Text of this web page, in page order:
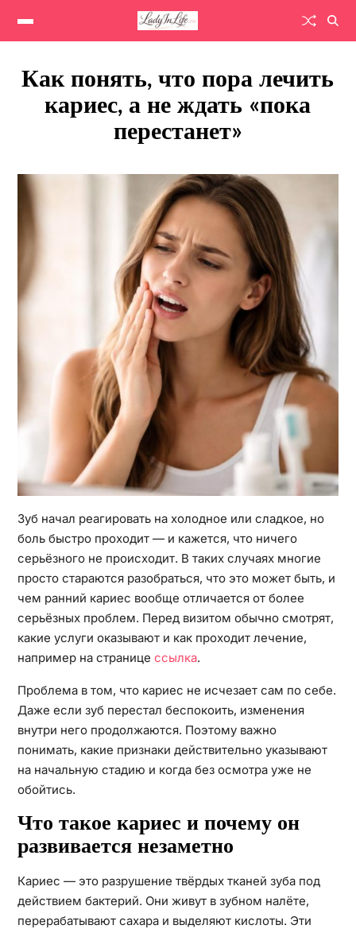
Как понять, что пора лечить
кариес, а не ждать «пока
перестанет»
Зуб начал реагировать на холодное или сладкое, но
боль быстро проходит — и кажется, что ничего
серьёзного не происходит. В таких случаях многие
просто стараются разобраться, что это может быть, и
чем ранний кариес вообще отличается от более
серьёзных проблем. Перед визитом обычно смотрят,
какие услуги оказывают и как проходит лечение,
например на странице ссылка.
Проблема в том, что кариес не исчезает сам по себе.
Даже если зуб перестал беспокоить, изменения
внутри него продолжаются. Поэтому важно
понимать, какие признаки действительно указывают
на начальную стадию и когда без осмотра уже не
обойтись.
Что такое кариес и почему он
развивается незаметно
Кариес — это разрушение твёрдых тканей зуба под
действием бактерий. Они живут в зубном налёте,
перерабатывают сахара и выделяют кислоты. Эти